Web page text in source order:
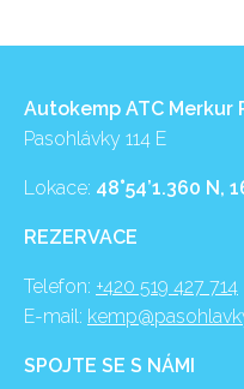
Autokemp ATC Merkur
Pasohlávky 114 E
Lokace: 48°54’1.360 N,
REZERVACE
Telefon: +420 519 427 714
E-mail:
SPOJTE SE S NÁMI